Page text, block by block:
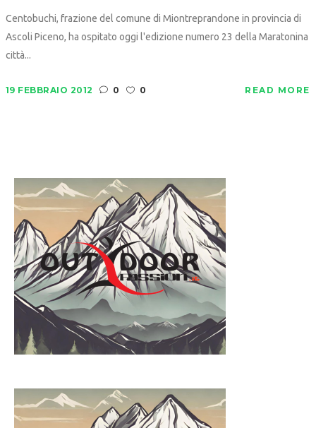
Centobuchi, frazione del comune di Miontreprandone in provincia di
Ascoli Piceno, ha ospitato oggi l'edizione numero 23 della Maratonina
città...
19 FEBBRAIO 2012 0 0 READ MORE